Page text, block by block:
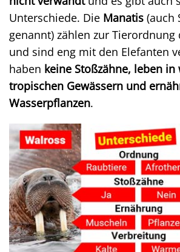
Unterschiede. Die Manatis (auch
genannt) zählen zur Tierordnung
und sind eng mit den Elefanten
haben keine Stoßzähne, leben in
tropischen Gewässern und
Wasserpflanzen.